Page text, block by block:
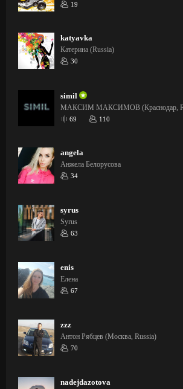
19
katyavka
Катерина (Russia)
30
simil
МАКСИМ МАКСИМОВ (Краснодар,
69 110
angela
Анжела Белорусова
34
syrus
Syrus
63
enis
Елена
67
zzz
Антон Рябцев (Москва, Russia)
70
nadejdazotova